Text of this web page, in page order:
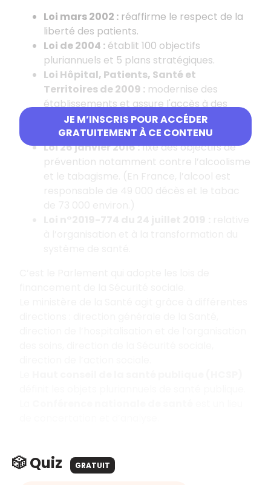
JE M’INSCRIS POUR ACCÉDER
GRATUITEMENT À CE CONTENU
Loi mars 2002 : réaffirme le respect de la
liberté des patients.
Loi de2004 : établit 100 objectifs
pluriannuels et 5 plans stratégiques.
Loi Hôpital, Patients, Santé et
Territoires de 2009 : modernise des
établissements et assure l'accès à des
soins de qualité, prévention et création des
Agences Régionales de Santé (ARS).
Loi 26 janvier 2016 :fixe des objectifs de
prévention notamment contre l’alcoolisme
et le tabagisme. (En France, l’alcool est
🎲 Quiz GRATUIT